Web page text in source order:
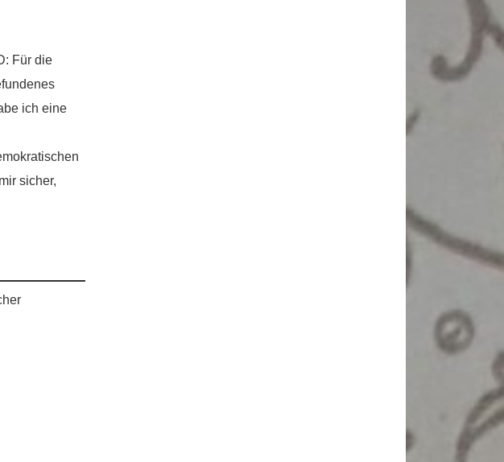
Für die
ich eine
sicher,